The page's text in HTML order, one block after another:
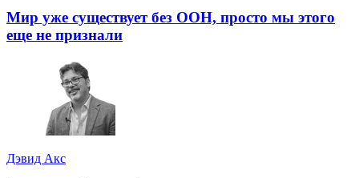
Мир уже существует без ООН, просто мы этого
еще не признали
Дэвид Акс